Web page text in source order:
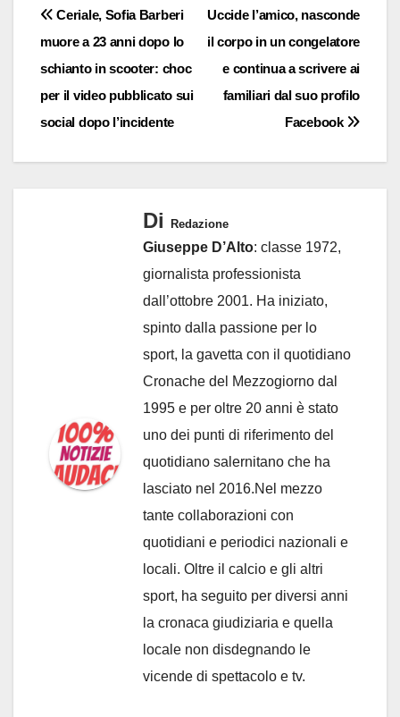
Navigazione
articoli
Uccide l’amico, nasconde
il corpo in un congelatore
e continua a scrivere ai
familiari dal suo profilo
Facebook
Ceriale, Sofia Barberi
muore a 23 anni dopo lo
schianto in scooter: choc
per il video pubblicato sui
social dopo l’incidente
Di Redazione
Giuseppe D’Alto: classe 1972,
giornalista professionista
dall’ottobre 2001. Ha iniziato,
spinto dalla passione per lo
sport, la gavetta con il quotidiano
Cronache del Mezzogiorno dal
1995 e per oltre 20 anni è stato
uno dei punti di riferimento del
quotidiano salernitano che ha
lasciato nel 2016.Nel mezzo
tante collaborazioni con
quotidiani e periodici nazionali e
locali. Oltre il calcio e gli altri
sport, ha seguito per diversi anni
la cronaca giudiziaria e quella
locale non disdegnando le
vicende di spettacolo e tv.